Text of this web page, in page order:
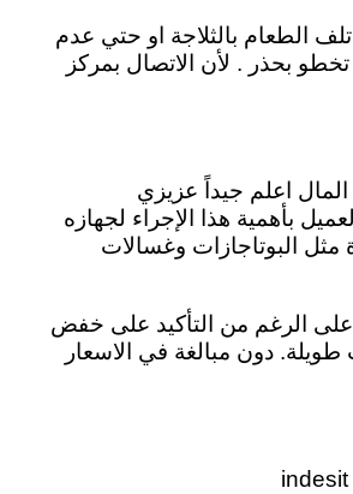
الطعام بالثلاجة او حتي عدم
بحذر . لأن الاتصال بمركز
اعلم جيداً عزيزي
بأهمية هذا الإجراء لجهازه
البوتاجازات وغسالات
الرغم من التأكيد على خفض
طويلة. دون مبالغة في الاسعار